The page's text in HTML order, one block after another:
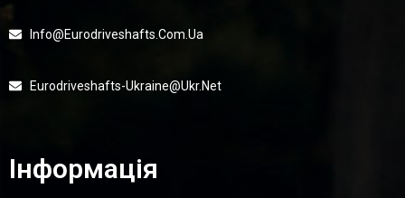
Info@eurodriveshafts.com.ua
Eurodriveshafts-Ukraine@ukr.net
Інформація